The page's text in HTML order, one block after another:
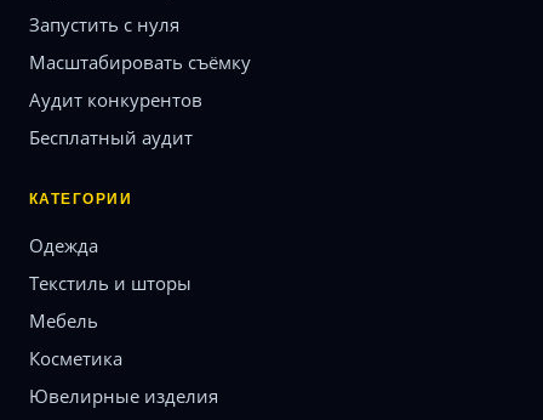
Запустить с нуля
Масштабировать съёмку
Аудит конкурентов
Бесплатный аудит
КАТЕГОРИИ
Одежда
Текстиль и шторы
Мебель
Косметика
Ювелирные изделия